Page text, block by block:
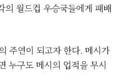
의 월드컵 우승국들에게 패배
주연이 되고자 한다. 메시가
누구도 메시의 업적을 무시